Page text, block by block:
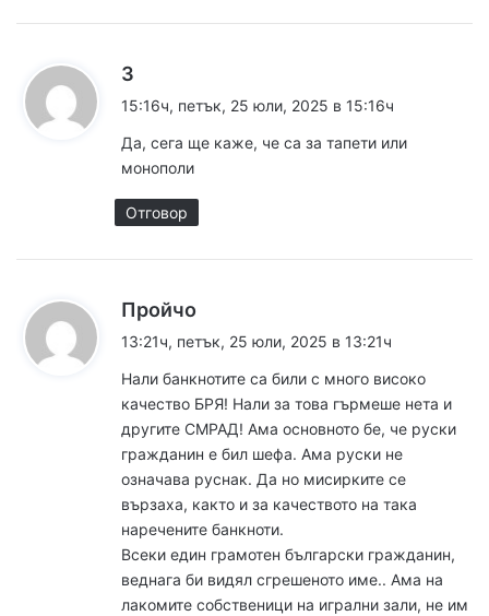
З
а
а
:
15:16ч, петък, 25 юли, 2025 в 15:16ч
Да, сега ще каже, че са за тапети или
монополи
Отговор
Пройчо
а
:
13:21ч, петък, 25 юли, 2025 в 13:21ч
Нали банкнотите са били с много високо
качество БРЯ! Нали за това гърмеше нета и
другите СМРАД! Ама основното бе, че руски
гражданин е бил шефа. Ама руски не
означава руснак. Да но мисирките се
вързаха, както и за качеството на така
наречените банкноти.
Всеки един грамотен български гражданин,
веднага би видял сгрешеното име.. Ама на
лакомите собственици на игрални зали, не им